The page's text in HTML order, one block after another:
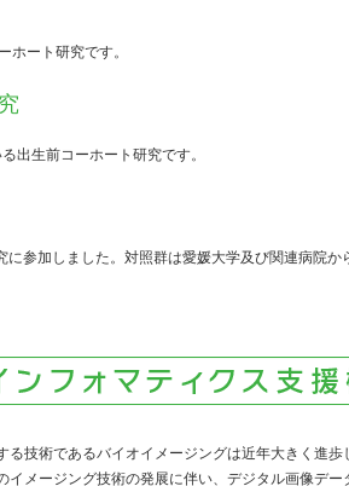
ホート研究です。
出生前コーホート研究です。
参加しました。対照群は愛媛大学及び関連病院か
技術であるバイオイメージングは近年大きく進
イメージング技術の発展に伴い、デジタル画像デ